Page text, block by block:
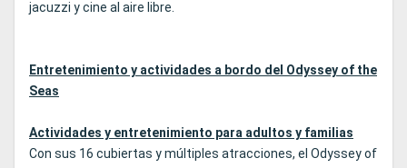
jacuzzi y cine al aire libre.
Entretenimiento y actividades a bordo del Odyssey of the
Seas
Actividades y entretenimiento para adultos y familias
Con sus 16 cubiertas y múltiples atracciones, el Odyssey of